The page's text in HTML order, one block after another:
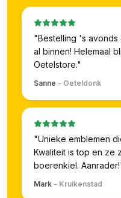
"Bestelling 's
al binnen! Helemaal
Oetelstore."
Sanne - Oeteldonk
"Unieke emblemen
Kwaliteit is top en ze
boerenkiel. Aanrader!
Mark - Kruikenstad